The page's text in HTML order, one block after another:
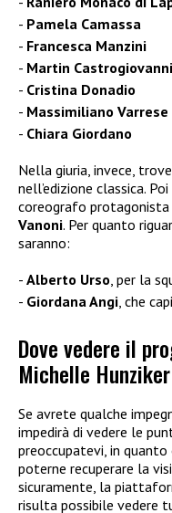
Pamela Camassa
Francesca Manzini
Martin Castrogiovanni
Cristina Donadio
Massimiliano Varrese
Chiara Giordano
Nella giuria, invece,
nell’edizione classica.
coreografo
Vanoni. Per quanto
saranno:
Alberto Urso, per la
Giordana Angi, che
Dove vedere il
Michelle
Se avrete qualche
impedirà di vedere le
preoccupatevi, in
poterne recuperare la
sicuramente, la
risulta possibile